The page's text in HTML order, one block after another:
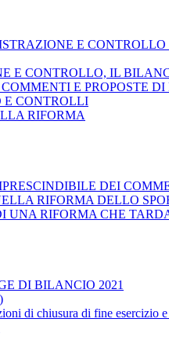
E
E CONTROLLO, IL
E PROPOSTE
E CONTROLLI
RIFORMA
DEI
RIFORMA DELLO
UNA RIFORMA CHE
DI BILANCIO 2021
di chiusura di fine esercizio e